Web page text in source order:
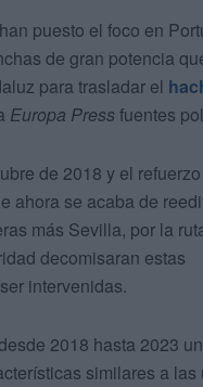
puesto el foco en
de gran potencia
para trasladar el
Europa Press fuentes
de 2018 y el
ahora se acaba de
más Sevilla, por la
decomisaran estas
intervenidas.
2018 hasta 2023
similares a las